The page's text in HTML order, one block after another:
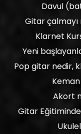
Davul
Gitar
Klarnet
Yeni
Pop gitar nedir,
Keman
Akort
Gitar